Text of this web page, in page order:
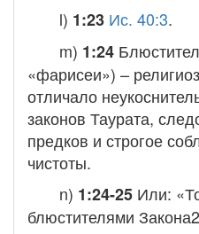
l) 1:23 Ис. 40:3.
m) 1:24
«фарисеи») –
отличало
законов Таурата,
предков и строгое
чистоты.
n) 1:24-25 Или:
блюстителями Закона